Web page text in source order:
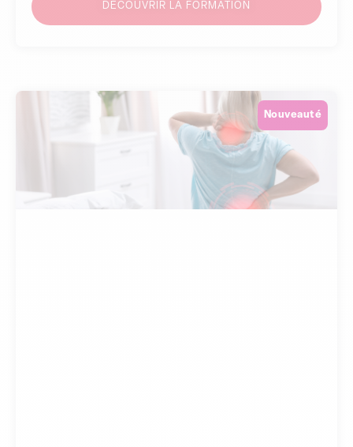
DÉCOUVRIR LA FORMATION
Nouveauté